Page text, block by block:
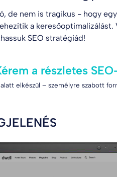
de nem is tragikus - hogy
a
SEO stratégiád!
a részletes
elkészül – személyre szabott